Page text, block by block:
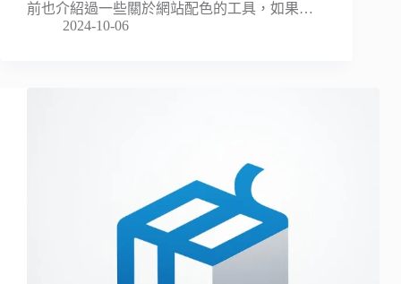
前也介紹過一些關於網站配色的工具，如果…
2024-10-06